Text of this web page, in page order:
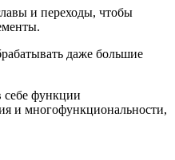
и переходы, чтобы
даже большие
себе функции
и многофункциональности,